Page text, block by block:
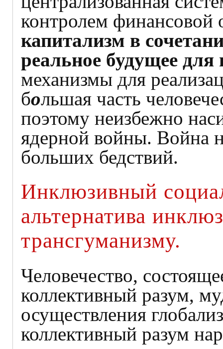
контролем финансовой
капитализм в
реальное будущее для
механизмы для
большая часть
поэтому неизбежно
ядерной войны. Война
больших бедствий.
Инклюзивный
альтернатива
трансгуманизму.
Человечество,
коллективный разум,
осуществления
коллективный разум